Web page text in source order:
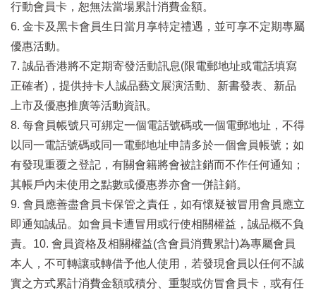
行動會員卡，恕無法當場累計消費金額。
6. 金卡及黑卡會員生日當月享特定禮遇，並可享不定期專屬
優惠活動。
7. 誠品香港將不定期寄發活動訊息(限電郵地址或電話填寫
正確者)，提供持卡人誠品藝文展演活動、新書發表、新品
上市及優惠推廣等活動資訊。
8. 每會員帳號只可綁定一個電話號碼或一個電郵地址，不得
以同一電話號碼或同一電郵地址申請多於一個會員帳號；如
有發現重覆之登記，有關會籍將會被註銷而不作任何通知；
其帳戶內未使用之點數或優惠券亦會一併註銷。
9. 會員應善盡會員卡保管之責任，如有懷疑被冒用會員應立
即通知誠品。如會員卡遭冒用或行使相關權益，誠品概不負
責。10. 會員資格及相關權益(含會員消費累計)為專屬會員
本人，不可轉讓或轉借予他人使用，若發現會員以任何不誠
實之方式累計消費金額或積分、重製或仿冒會員卡，或有任